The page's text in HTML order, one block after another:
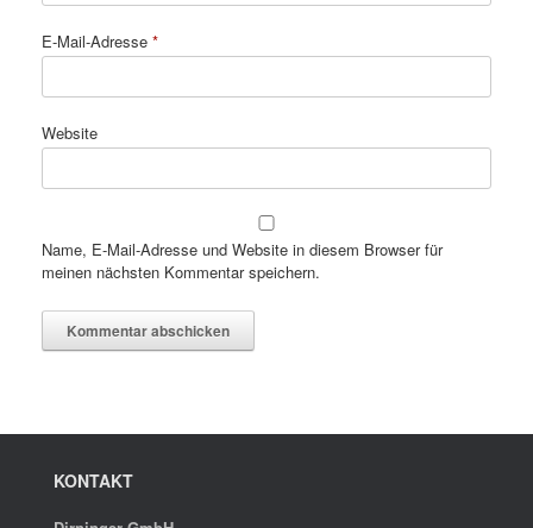
E-Mail-Adresse *
Website
Name, E-Mail-Adresse und Website in diesem Browser für
meinen nächsten Kommentar speichern.
KONTAKT